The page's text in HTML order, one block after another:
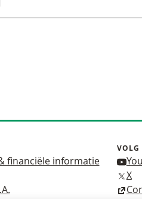
financiële informatie
VOLG
X